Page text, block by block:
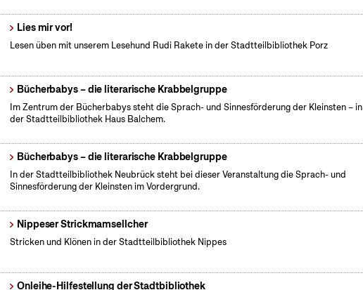
Lies mir vor!
Lesen üben mit unserem Lesehund Rudi Rakete in der Stadtteilbibliothek Porz
Bücherbabys – die literarische Krabbelgruppe
Im Zentrum der Bücherbabys steht die Sprach- und Sinnesförderung der Kleinsten – in
der Stadtteilbibliothek Haus Balchem.
Bücherbabys – die literarische Krabbelgruppe
In der Stadtteilbibliothek Neubrück steht bei dieser Veranstaltung die Sprach- und
Sinnesförderung der Kleinsten im Vordergrund.
Nippeser Strickmamsellcher
Stricken und Klönen in der Stadtteilbibliothek Nippes
Onleihe-Hilfestellung der Stadtbibliothek